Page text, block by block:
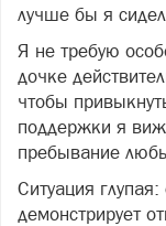
лучше бы я
Я не требую
дочке
чтобы
поддержки я
пребывание
Ситуация
демонстрирует